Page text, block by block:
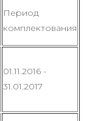
Период
комплектования
01.11.2016 -
31.01.2017